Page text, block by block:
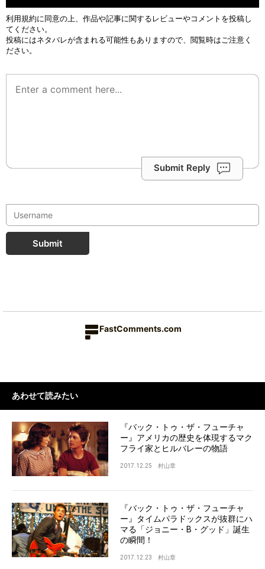
利用規約に同意の上、作品や記事に関するレビューやコメントを投稿し
てください。
投稿にはネタバレが含まれる可能性もありますので、閲覧時はご注意く
ださい。
Submit Reply
Submit
FastComments.com
あわせて読みたい
『バック・トゥ・ザ・フューチャ
ー』アメリカの歴史を体現するマク
フライ家とヒルバレーの物語
2017.12.25 村山章
『バック・トゥ・ザ・フューチャ
ー』タイムパラドックスが抜群にハ
マる「ジョニー・B・グッド」誕生
の瞬間！
2017.12.23 村山章